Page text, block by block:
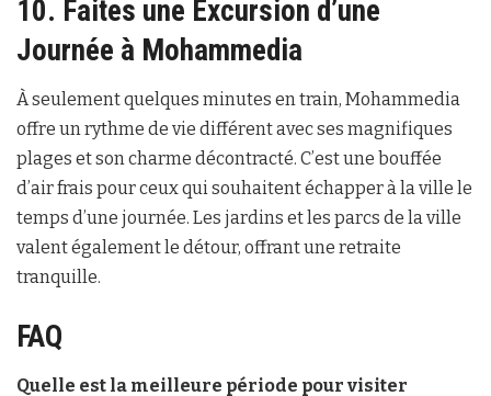
10. Faites une Excursion d’une
Journée à Mohammedia
À seulement quelques minutes en train, Mohammedia
offre un rythme de vie différent avec ses magnifiques
plages et son charme décontracté. C’est une bouffée
d’air frais pour ceux qui souhaitent échapper à la ville le
temps d’une journée. Les jardins et les parcs de la ville
valent également le détour, offrant une retraite
tranquille.
FAQ
Quelle est la meilleure période pour visiter